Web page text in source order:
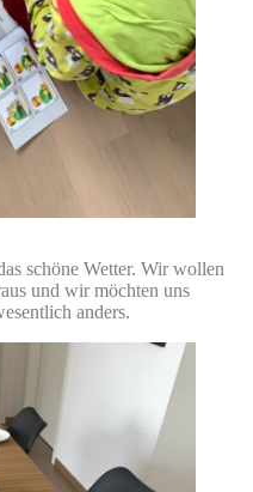
schöne Wetter. Wir wollen
und wir möchten uns
anders.